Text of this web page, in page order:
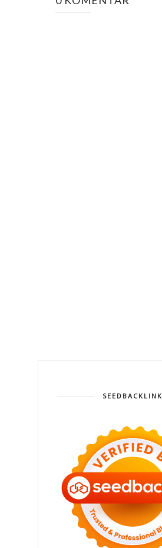
SEEDBACKLINK